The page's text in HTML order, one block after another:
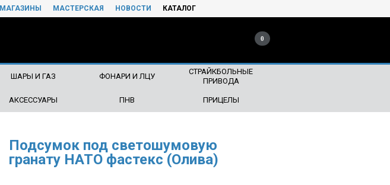
МАГАЗИНЫ МАСТЕРСКАЯ НОВОСТИ КАТАЛОГ
0
ШАРЫ И ГАЗ ФОНАРИ И ЛЦУ
СТРАЙКБОЛЬНЫЕ
ПРИВОДА
АКСЕССУАРЫ ПНВ ПРИЦЕЛЫ
Подсумок под светошумовую
гранату НАТО фастекс (Олива)